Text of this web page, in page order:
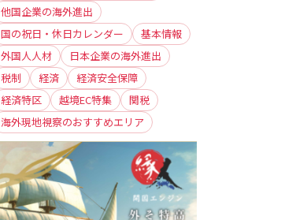
他国企業の海外進出
国の祝日・休日カレンダー
基本情報
外国人人材
日本企業の海外進出
税制
経済
経済安全保障
経済特区
越境EC特集
関税
海外現地視察のおすすめエリア